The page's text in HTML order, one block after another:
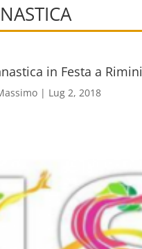
in Festa a Rimini
| Lug 2, 2018